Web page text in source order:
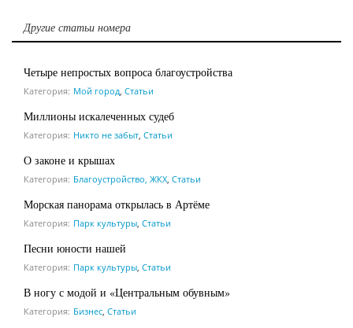
Другие статьи номера
Четыре непростых вопроса благоустройства
Категория: Мой город, Статьи
Миллионы искалеченных судеб
Категория: Никто не забыт, Статьи
О законе и крышах
Категория: Благоустройство, ЖКХ, Статьи
Морская панорама открылась в Артёме
Категория: Парк культуры, Статьи
Песни юности нашей
Категория: Парк культуры, Статьи
В ногу с модой и «Центральным обувным»
Категория: Бизнес, Статьи